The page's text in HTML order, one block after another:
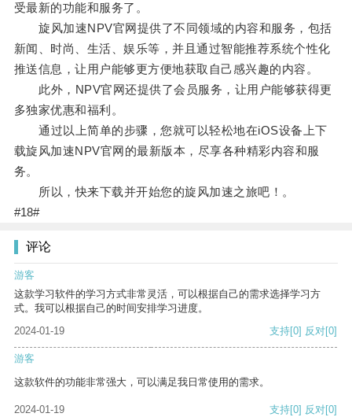
受最新的功能和服务了。
旋风加速NPV官网提供了不同领域的内容和服务，包括
新闻、时尚、生活、娱乐等，并且通过智能推荐系统个性化
推送信息，让用户能够更方便地获取自己感兴趣的内容。
此外，NPV官网还提供了会员服务，让用户能够获得更
多独家优惠和福利。
通过以上简单的步骤，您就可以轻松地在iOS设备上下
载旋风加速NPV官网的最新版本，尽享各种精彩内容和服
务。
所以，快来下载并开始您的旋风加速之旅吧！。
#18#
评论
游客
这款学习软件的学习方式非常灵活，可以根据自己的需求选择学习方
式。我可以根据自己的时间安排学习进度。
2024-01-19
支持[0] 反对[0]
游客
这款软件的功能非常强大，可以满足我日常使用的需求。
2024-01-19 支持[0] 反对[0]